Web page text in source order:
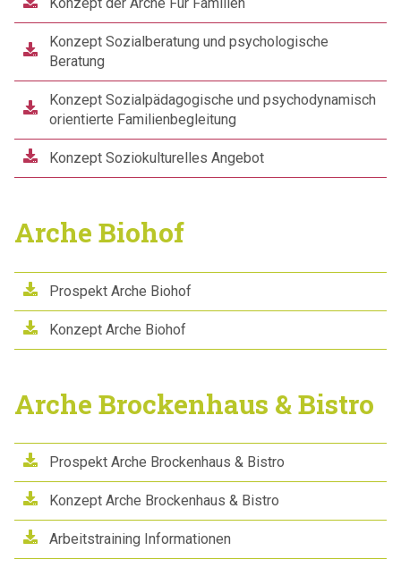
Konzept Sozialberatung und psychologische
Beratung
Konzept Sozialpädagogische und psychodynamisch
orientierte Familienbegleitung
Konzept Soziokulturelles Angebot
Arche Biohof
Prospekt Arche Biohof
Konzept Arche Biohof
Arche Brockenhaus & Bistro
Prospekt Arche Brockenhaus & Bistro
Konzept Arche Brockenhaus & Bistro
Arbeitstraining Informationen